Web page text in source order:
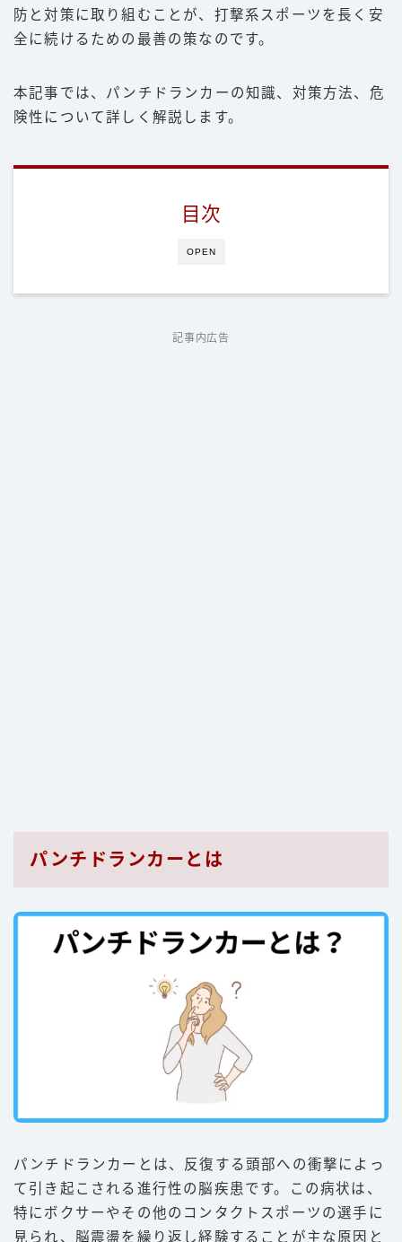
防と対策に取り組むことが、打撃系スポーツを長く安
全に続けるための最善の策なのです。
本記事では、パンチドランカーの知識、対策方法、危
険性について詳しく解説します。
OPEN
目次
記事内広告
パンチドランカーとは
パンチドランカーとは、反復する頭部への衝撃によっ
て引き起こされる進行性の脳疾患です。この病状は、
特にボクサーやその他のコンタクトスポーツの選手に
見られ、脳震盪を繰り返し経験することが主な原因と